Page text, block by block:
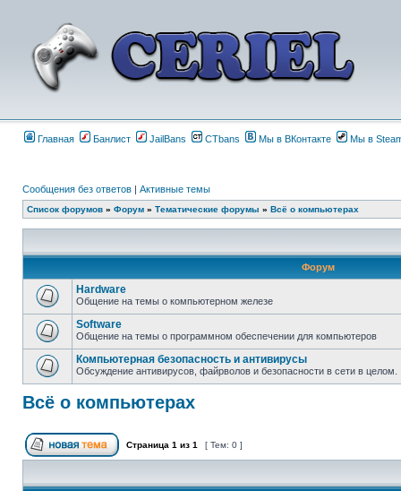
Главная Банлист JailBans CTbans Мы в ВКонтакте Мы в
Сообщения без ответов | Активные темы
Список форумов » Форум » Тематические форумы » Всё о компьютерах
Форум
Hardware
Общение на темы о компьютерном железе
Software
Общение на темы о программном обеспечении для компьютеров
Компьютерная безопасность и антивирусы
Обсуждение антивирусов, файрволов и безопасности в сети в целом.
Всё о компьютерах
Страница 1 из 1 [ Тем: 0 ]